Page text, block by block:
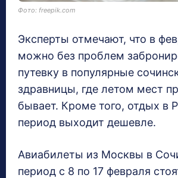
Фото: freepik.com
Эксперты отмечают, что в
можно без проблем
путевку в популярные
здравницы, где летом мест
бывает. Кроме того, отдых в
период выходит дешевле.
Авиабилеты из Москвы в
период с 8 по 17 февраля